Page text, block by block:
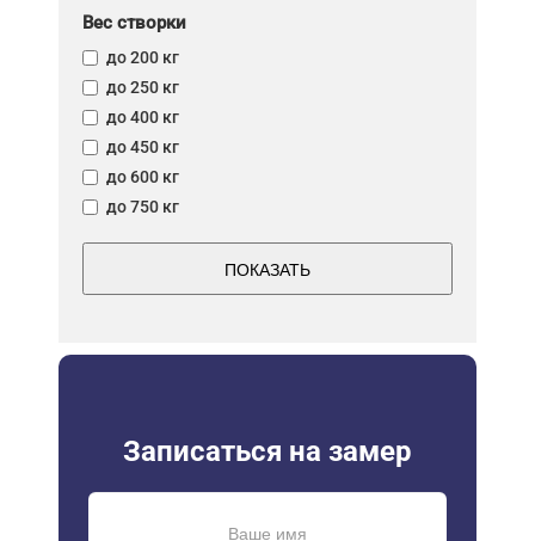
Вес створки
до 200 кг
до 250 кг
до 400 кг
до 450 кг
до 600 кг
до 750 кг
ПОКАЗАТЬ
Записаться на замер